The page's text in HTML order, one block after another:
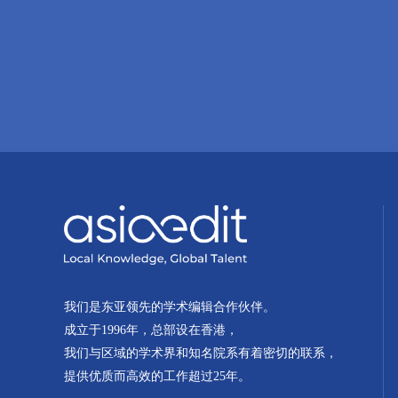
我们是东亚领先的学术编辑合作伙伴。
成立于1996年，总部设在香港，
我们与区域的学术界和知名院系有着密切的联系，
提供优质而高效的工作超过25年。